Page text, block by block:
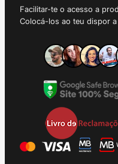
Facilitar-te o acesso a
Colocá-los ao teu dispor